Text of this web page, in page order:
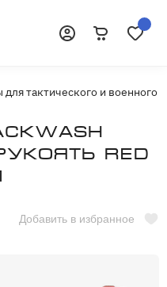
для тактического и военного
Red
Добавить в избранное